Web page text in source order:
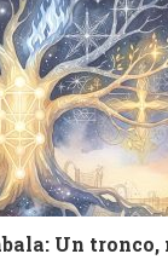
Un tronco,